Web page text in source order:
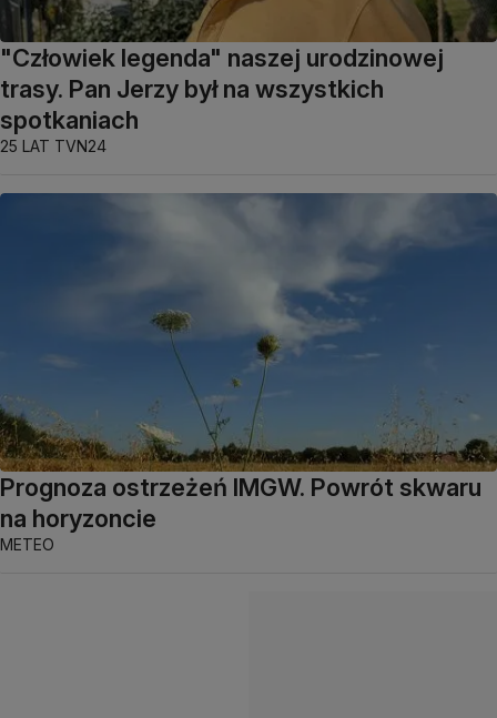
"Człowiek legenda" naszej urodzinowej
trasy. Pan Jerzy był na wszystkich
spotkaniach
25 LAT TVN24
Prognoza ostrzeżeń IMGW. Powrót skwaru
na horyzoncie
METEO